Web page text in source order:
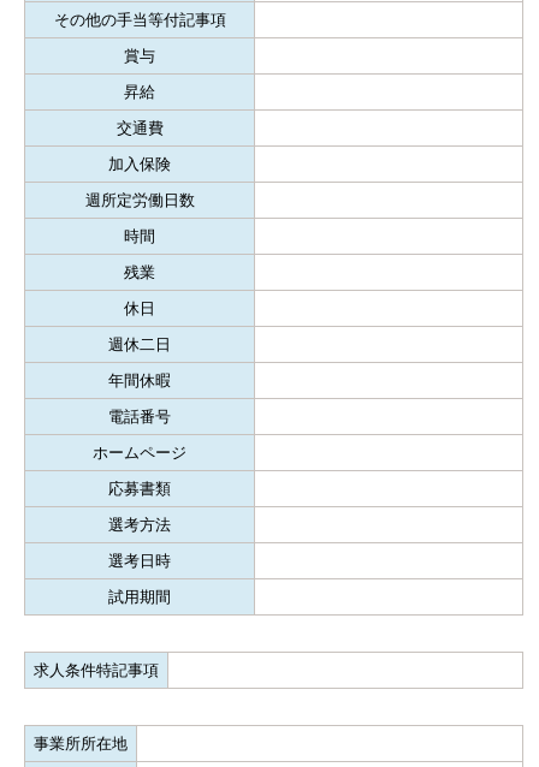
その他の手当等付記事項
賞与
昇給
交通費
加入保険
週所定労働日数
時間
残業
休日
週休二日
年間休暇
電話番号
ホームページ
応募書類
選考方法
選考日時
試用期間
求人条件特記事項
事業所所在地